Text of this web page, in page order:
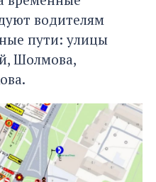
водителям
пути: улицы
Шолмова,